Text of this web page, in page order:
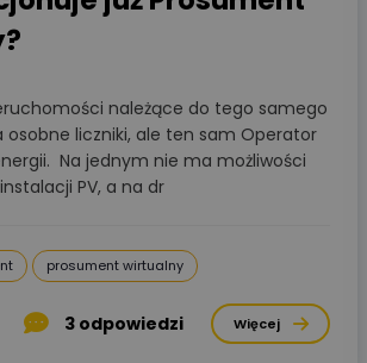
należące do tego samego
osobne liczniki, ale ten sam Operator
Na jednym nie ma możliwości
PV, a na dr
prosument wirtualny
3 odpowiedzi Więcej